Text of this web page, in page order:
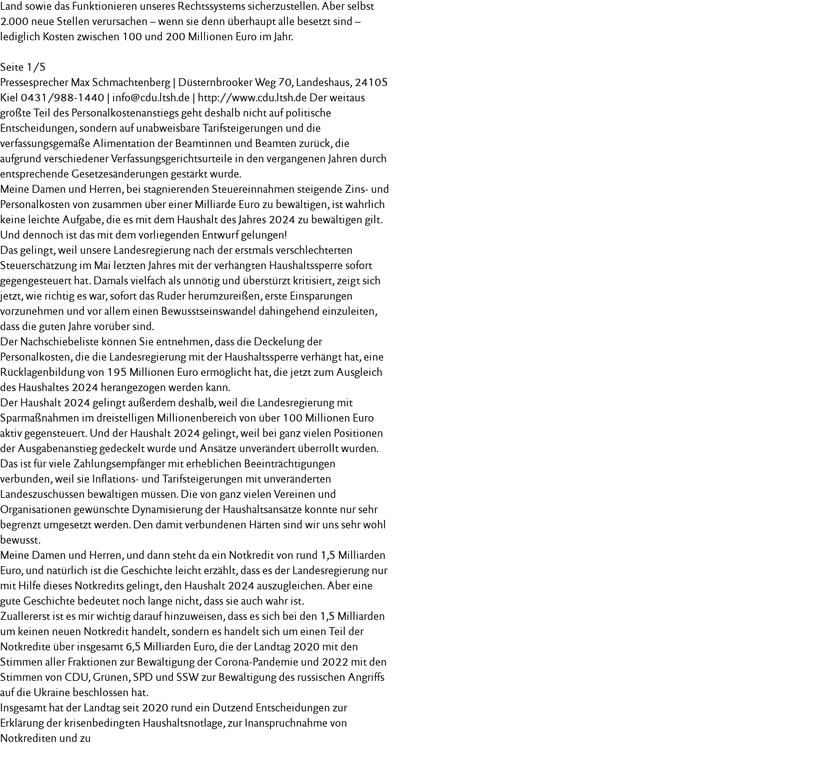
Land sowie das Funktionieren unseres Rechtssystems sicherzustellen. Aber selbst
2.000 neue Stellen verursachen – wenn sie denn überhaupt alle besetzt sind –
lediglich Kosten zwischen 100 und 200 Millionen Euro im Jahr.
Seite 1/5
Pressesprecher Max Schmachtenberg | Düsternbrooker Weg 70, Landeshaus, 24105
Kiel 0431/988-1440 | info@cdu.ltsh.de | http://www.cdu.ltsh.de Der weitaus
größte Teil des Personalkostenanstiegs geht deshalb nicht auf politische
Entscheidungen, sondern auf unabweisbare Tarifsteigerungen und die
verfassungsgemäße Alimentation der Beamtinnen und Beamten zurück, die
aufgrund verschiedener Verfassungsgerichtsurteile in den vergangenen Jahren durch
entsprechende Gesetzesänderungen gestärkt wurde.
Meine Damen und Herren, bei stagnierenden Steuereinnahmen steigende Zins- und
Personalkosten von zusammen über einer Milliarde Euro zu bewältigen, ist wahrlich
keine leichte Aufgabe, die es mit dem Haushalt des Jahres 2024 zu bewältigen gilt.
Und dennoch ist das mit dem vorliegenden Entwurf gelungen!
Das gelingt, weil unsere Landesregierung nach der erstmals verschlechterten
Steuerschätzung im Mai letzten Jahres mit der verhängten Haushaltssperre sofort
gegengesteuert hat. Damals vielfach als unnötig und überstürzt kritisiert, zeigt sich
jetzt, wie richtig es war, sofort das Ruder herumzureißen, erste Einsparungen
vorzunehmen und vor allem einen Bewusstseinswandel dahingehend einzuleiten,
dass die guten Jahre vorüber sind.
Der Nachschiebeliste können Sie entnehmen, dass die Deckelung der
Personalkosten, die die Landesregierung mit der Haushaltssperre verhängt hat, eine
Rücklagenbildung von 195 Millionen Euro ermöglicht hat, die jetzt zum Ausgleich
des Haushaltes 2024 herangezogen werden kann.
Der Haushalt 2024 gelingt außerdem deshalb, weil die Landesregierung mit
Sparmaßnahmen im dreistelligen Millionenbereich von über 100 Millionen Euro
aktiv gegensteuert. Und der Haushalt 2024 gelingt, weil bei ganz vielen Positionen
der Ausgabenanstieg gedeckelt wurde und Ansätze unverändert überrollt wurden.
Das ist für viele Zahlungsempfänger mit erheblichen Beeinträchtigungen
verbunden, weil sie Inflations- und Tarifsteigerungen mit unveränderten
Landeszuschüssen bewältigen müssen. Die von ganz vielen Vereinen und
Organisationen gewünschte Dynamisierung der Haushaltsansätze konnte nur sehr
begrenzt umgesetzt werden. Den damit verbundenen Härten sind wir uns sehr wohl
bewusst.
Meine Damen und Herren, und dann steht da ein Notkredit von rund 1,5 Milliarden
Euro, und natürlich ist die Geschichte leicht erzählt, dass es der Landesregierung nur
mit Hilfe dieses Notkredits gelingt, den Haushalt 2024 auszugleichen. Aber eine
gute Geschichte bedeutet noch lange nicht, dass sie auch wahr ist.
Zuallererst ist es mir wichtig darauf hinzuweisen, dass es sich bei den 1,5 Milliarden
um keinen neuen Notkredit handelt, sondern es handelt sich um einen Teil der
Notkredite über insgesamt 6,5 Milliarden Euro, die der Landtag 2020 mit den
Stimmen aller Fraktionen zur Bewältigung der Corona-Pandemie und 2022 mit den
Stimmen von CDU, Grünen, SPD und SSW zur Bewältigung des russischen Angriffs
auf die Ukraine beschlossen hat.
Insgesamt hat der Landtag seit 2020 rund ein Dutzend Entscheidungen zur
Erklärung der krisenbedingten Haushaltsnotlage, zur Inanspruchnahme von
Notkrediten und zu